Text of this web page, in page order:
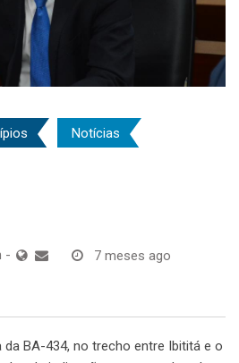
Notícias
- 7 meses ago
BA-434, no trecho entre Ibititá e o